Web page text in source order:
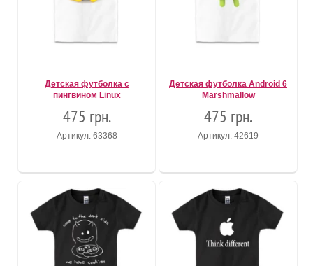
Детская футболка с
пингвином Linux
475 грн.
Артикул: 63368
Детская футболка Android 6
Marshmallow
475 грн.
Артикул: 42619